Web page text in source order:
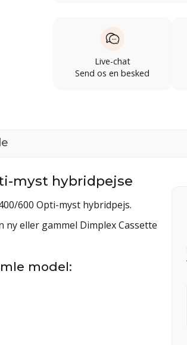
Live-chat
Send os en besked
myst hybridpejse
600 Opti-myst hybridpejs.
eller gammel Dimplex Cassette
model: